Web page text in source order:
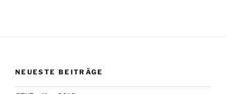
NEUESTE BEITRÄGE